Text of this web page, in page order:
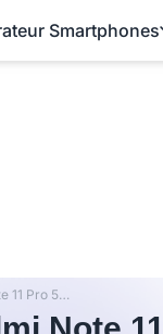
Smartphones
Vous allez craquer pour le Xiaomi Redmi Note 11 Pro 5G qui est à prix inédit !